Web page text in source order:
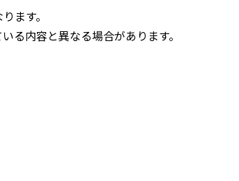
ます。
る内容と異なる場合があります。